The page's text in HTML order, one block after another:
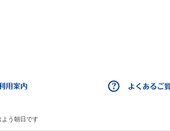
よう朝日です